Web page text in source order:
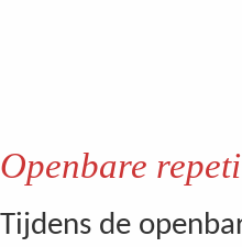
Openbare
Tijdens de